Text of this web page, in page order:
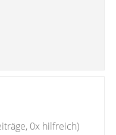
0x hilfreich)